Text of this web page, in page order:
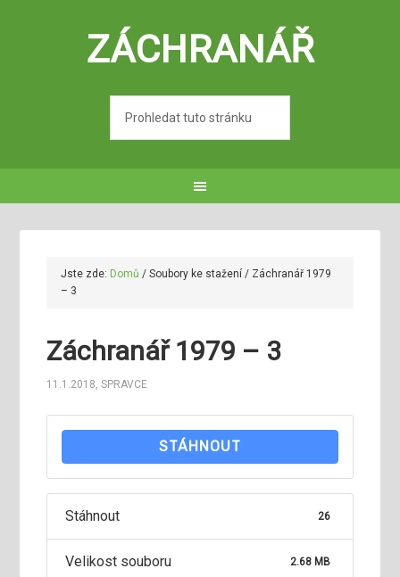
ZÁCHRANÁŘ
Jste zde: Domů / Soubory ke stažení/ Záchranář 1979
– 3
Záchranář 1979 – 3
11.1.2018,SPRAVCE
STÁHNOUT
Stáhnout 26
Velikost souboru 2.68 MB